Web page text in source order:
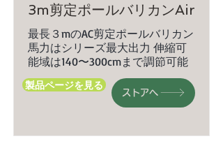
3m剪定ポールバリカンAir
最長３mのAC剪定ポールバリカン
馬力はシリーズ最大出力 伸縮可
能域は140〜300cmまで調節可能
製品ページを見る
ストアへ